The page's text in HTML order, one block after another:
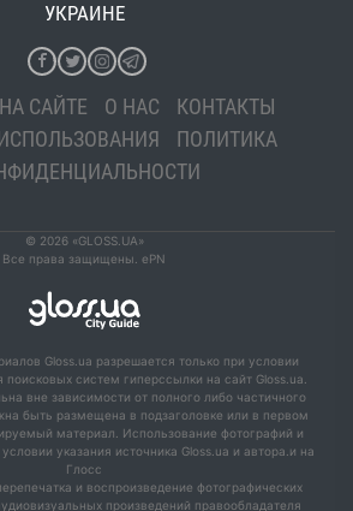
УКРАИНЕ
САЙТЕ О НАС
КОНТАКТЫ
ПОЛИТИКА
© 2026 «GLOSS.UA»
Все права защищены. ePN
Gloss.ua разрешается только при условии
систем гиперссылки на сайт Gloss.ua.
вне зависимости от полного либо частичного
быть размещена в подзаголовке или в первом
материал. Использование фотографий и
указания источника Gloss.ua и автора.и на
Глосс
и воспроизведение фотографических
произведений правообладателя